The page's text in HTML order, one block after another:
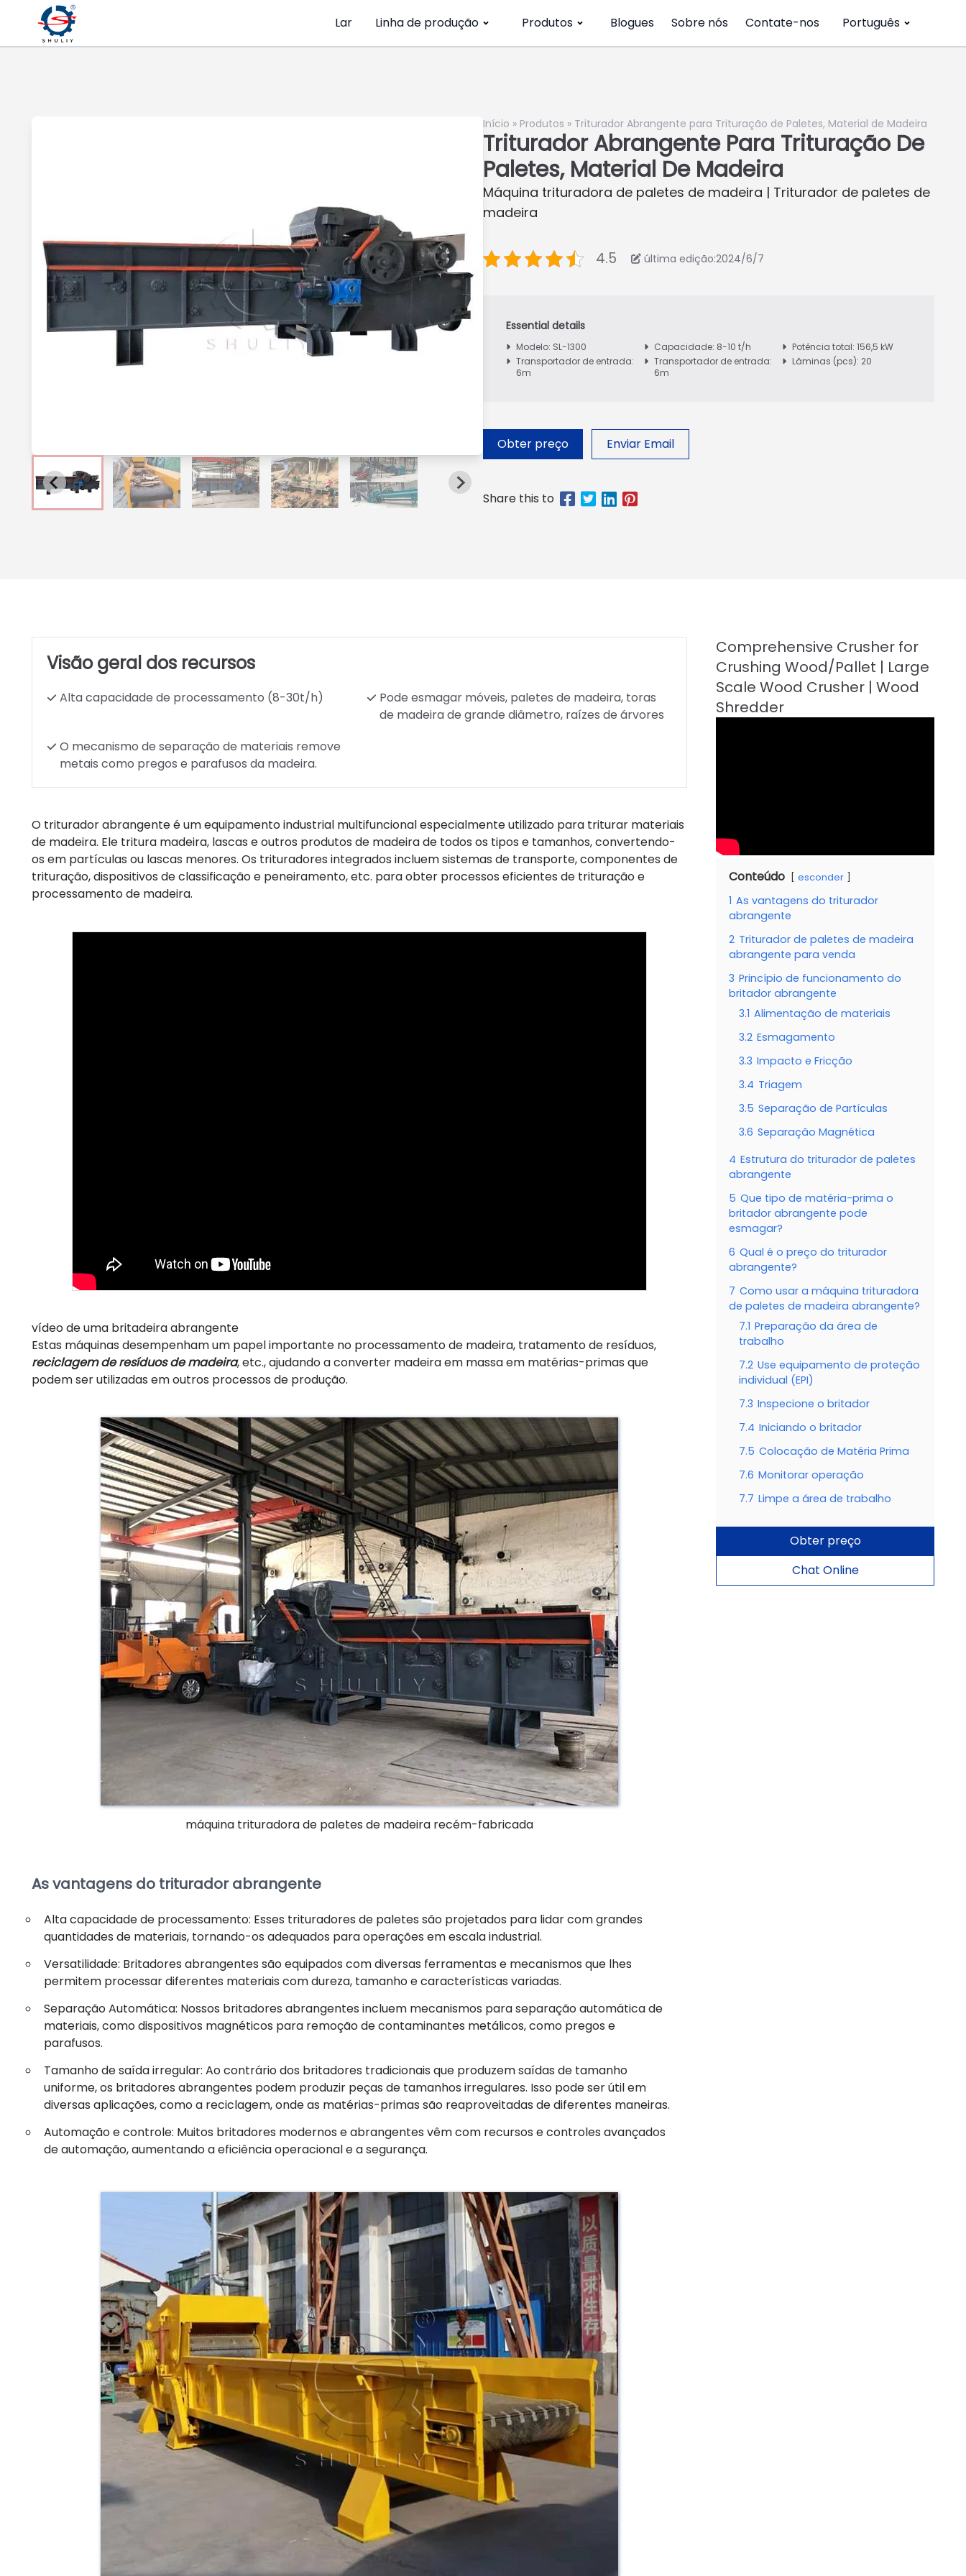
Lar Linha de produção Produtos Blogues Sobre nós Contate-nos Português
Início » Produtos » Triturador Abrangente para Trituração de Paletes, Material de Madeira
Triturador Abrangente Para Trituração De
Paletes, Material De Madeira
Máquina trituradora de paletes de madeira | Triturador de paletes de
madeira
4.5 última edição:2024/6/7
Modelo: SL-1300 Capacidade: 8-10 t/h
Potência total: 156,5 kW
Transportador de entrada:
6m
Transportador de entrada:
6m
Lâminas (pcs): 20
Obter preço Enviar Email
Visão geral dos recursos
Alta capacidade de processamento (8-30t/h)
Pode esmagar móveis, paletes de madeira, toras
de madeira de grande diâmetro, raízes de árvores
O mecanismo de separação de materiais remove
metais como pregos e parafusos da madeira.
O triturador abrangente é um equipamento industrial multifuncional especialmente utilizado para triturar materiais
de madeira. Ele tritura madeira, lascas e outros produtos de madeira de todos os tipos e tamanhos, convertendo-
os em partículas ou lascas menores. Os trituradores integrados incluem sistemas de transporte, componentes de
trituração, dispositivos de classificação e peneiramento, etc. para obter processos eficientes de trituração e
processamento de madeira.
vídeo de uma britadeira abrangente
Estas máquinas desempenham um papel importante no processamento de madeira, tratamento de resíduos,
reciclagem de resíduos de madeira, etc., ajudando a converter madeira em massa em matérias-primas que
podem ser utilizadas em outros processos de produção.
máquina trituradora de paletes de madeira recém-fabricada
As vantagens do triturador abrangente
Alta capacidade de processamento: Esses trituradores de paletes são projetados para lidar com grandes
quantidades de materiais, tornando-os adequados para operações em escala industrial.
Versatilidade: Britadores abrangentes são equipados com diversas ferramentas e mecanismos que lhes
permitem processar diferentes materiais com dureza, tamanho e características variadas.
Separação Automática: Nossos britadores abrangentes incluem mecanismos para separação automática de
materiais, como dispositivos magnéticos para remoção de contaminantes metálicos, como pregos e
parafusos.
Tamanho de saída irregular: Ao contrário dos britadores tradicionais que produzem saídas de tamanho
uniforme, os britadores abrangentes podem produzir peças de tamanhos irregulares. Isso pode ser útil em
diversas aplicações, como a reciclagem, onde as matérias-primas são reaproveitadas de diferentes maneiras.
Automação e controle: Muitos britadores modernos e abrangentes vêm com recursos e controles avançados
de automação, aumentando a eficiência operacional e a segurança.
Conteúdo esconder
1 As vantagens do triturador
abrangente
2 Triturador de paletes de madeira
abrangente para venda
3 Princípio de funcionamento do
britador abrangente
3.1 Alimentação de materiais
3.2 Esmagamento
3.3 Impacto e Fricção
3.4 Triagem
3.5 Separação de Partículas
3.6 Separação Magnética
4 Estrutura do triturador de paletes
abrangente
5 Que tipo de matéria-prima o
britador abrangente pode
esmagar?
6 Qual é o preço do triturador
abrangente?
7 Como usar a máquina trituradora
de paletes de madeira abrangente?
7.1 Preparação da área de
trabalho
7.2 Use equipamento de proteção
individual (EPI)
7.3 Inspecione o britador
7.4 Iniciando o britador
7.5 Colocação de Matéria Prima
7.6 Monitorar operação
7.7 Limpe a área de trabalho
Obter preço
Chat Online